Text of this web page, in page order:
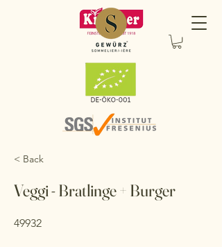
< Back
Veggi - Bratlinge + Burger
49932